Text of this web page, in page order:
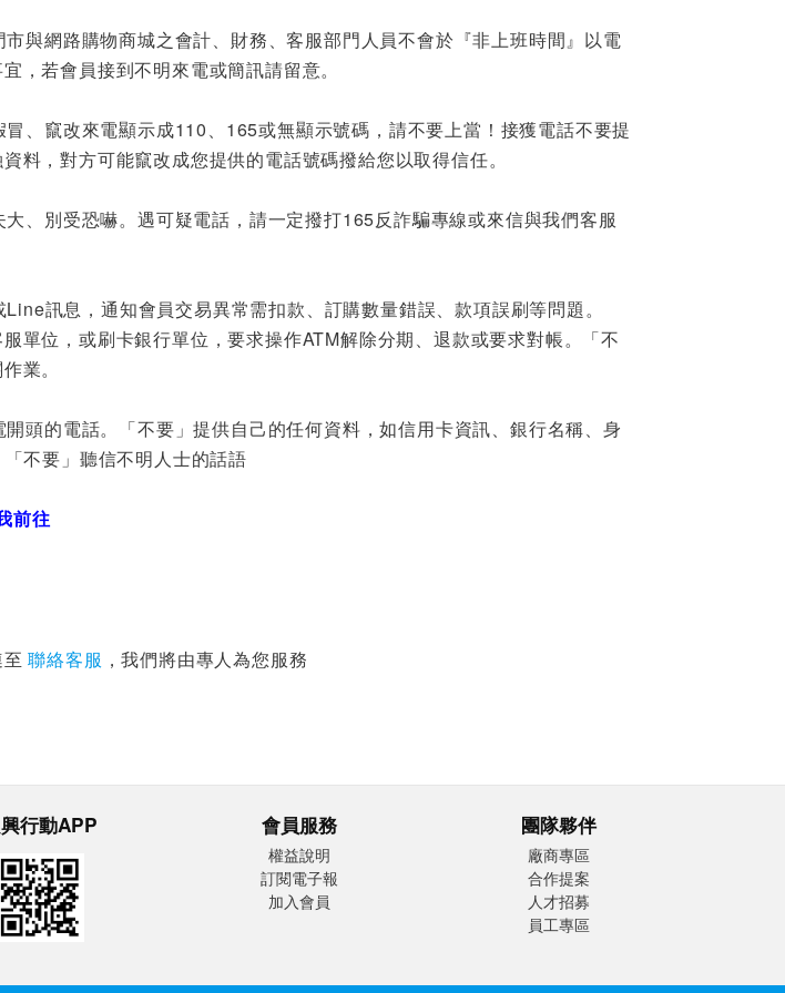
與網路購物商城之會計、財務、客服部門人員不會於『非上班時間』以電
，若會員接到不明來電或簡訊請留意。
、竄改來電顯示成110、165或無顯示號碼，請不要上當！接獲電話不要提
料，對方可能竄改成您提供的電話號碼撥給您以取得信任。
、別受恐嚇。遇可疑電話，請一定撥打165反詐騙專線或來信與我們客服
訊息，通知會員交易異常需扣款、訂購數量錯誤、款項誤刷等問題。
單位，或刷卡銀行單位，要求操作ATM解除分期、退款或要求對帳。「不
業。
頭的電話。「不要」提供自己的任何資料，如信用卡資訊、銀行名稱、身
不要」聽信不明人士的話語
前往
至聯絡客服 ，我們將由專人為您服務
行動APP 會員服務
權益說明
訂閱電子報
加入會員
團隊夥伴
廠商專區
合作提案
人才招募
員工專區